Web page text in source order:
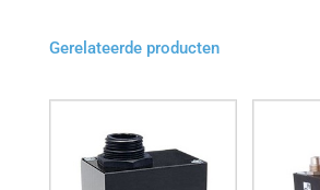
Gerelateerde producten